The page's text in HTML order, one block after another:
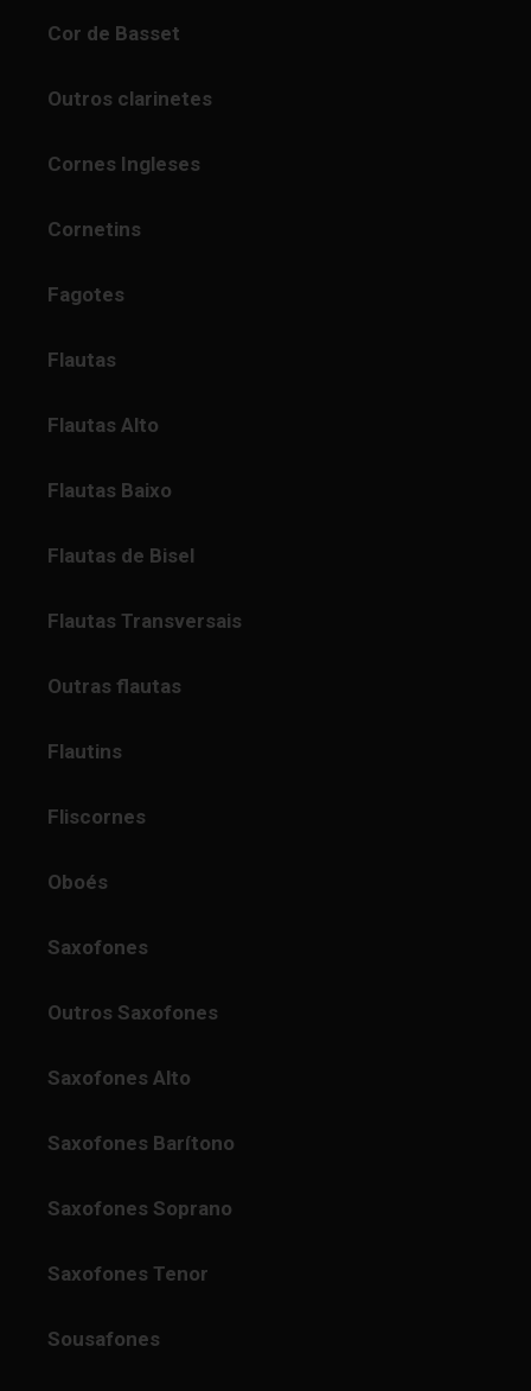
Cor de Basset
Outros clarinetes
Cornes Ingleses
Cornetins
Fagotes
Flautas
Flautas Alto
Flautas Baixo
Flautas de Bisel
Flautas Transversais
Outras flautas
Flautins
Fliscornes
Oboés
Saxofones
Outros Saxofones
Saxofones Alto
Saxofones Barítono
Saxofones Soprano
Saxofones Tenor
Sousafones